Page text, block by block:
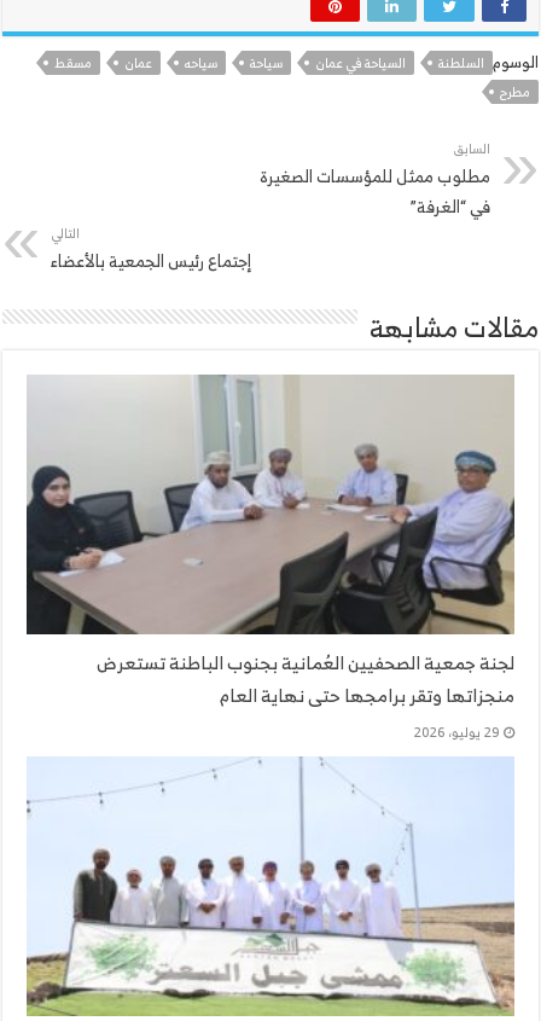
الوسوم السلطنة السياحة في عمان سياحة سياحه عمان
مسقط
مطرح
السابق
مطلوب ممثل للمؤسسات الصغيرة
في “الغرفة”
التالي
إجتماع رئيس الجمعية بالأعضاء
مقالات مشابهة
لجنة جمعية الصحفيين العُمانية بجنوب الباطنة تستعرض
منجزاتها وتقر برامجها حتى نهاية العام
29 يوليو، 2026